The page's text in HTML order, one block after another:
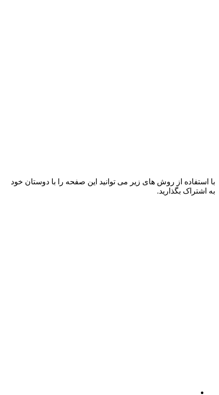
با استفاده از روش های زیر می توانید این صفحه را با دوستان خود
به اشتراک بگذارید.